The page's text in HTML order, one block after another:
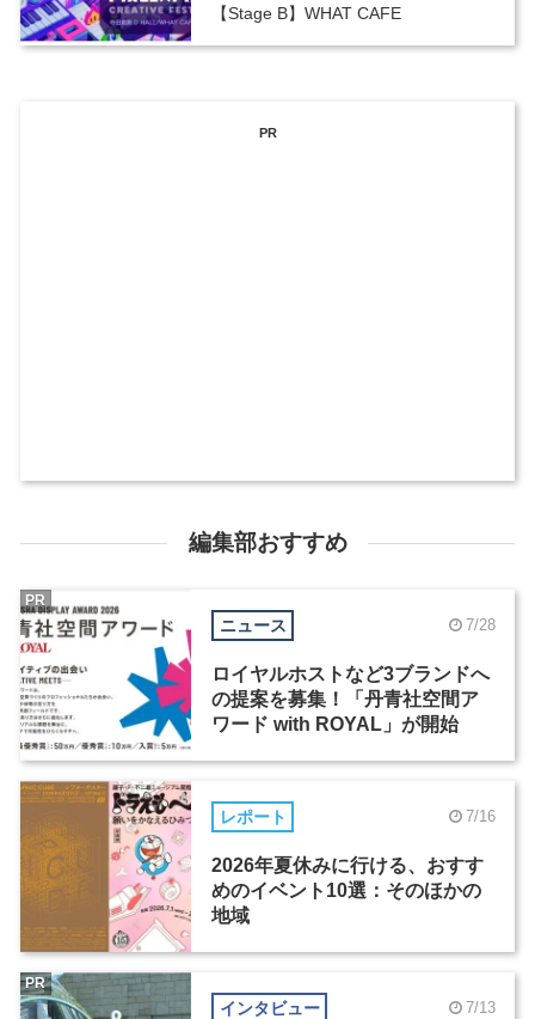
【Stage B】WHAT CAFE
PR
編集部おすすめ
ニュース 7/28
ロイヤルホストなど3ブランドへ
の提案を募集！「丹青社空間ア
ワード with ROYAL」が開始
PR
レポート 7/16
2026年夏休みに行ける、おすす
めのイベント10選：そのほかの
地域
インタビュー 7/13
PR